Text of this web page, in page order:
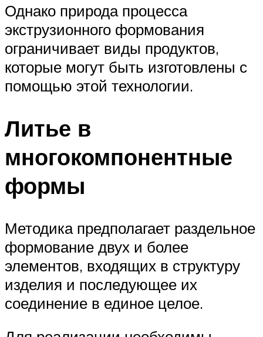
Однако природа процесса
экструзионного формования
ограничивает виды продуктов,
которые могут быть изготовлены с
помощью этой технологии.
Литье в
многокомпонентные
формы
Методика предполагает раздельное
формование двух и более
элементов, входящих в структуру
изделия и последующее их
соединение в единое целое.